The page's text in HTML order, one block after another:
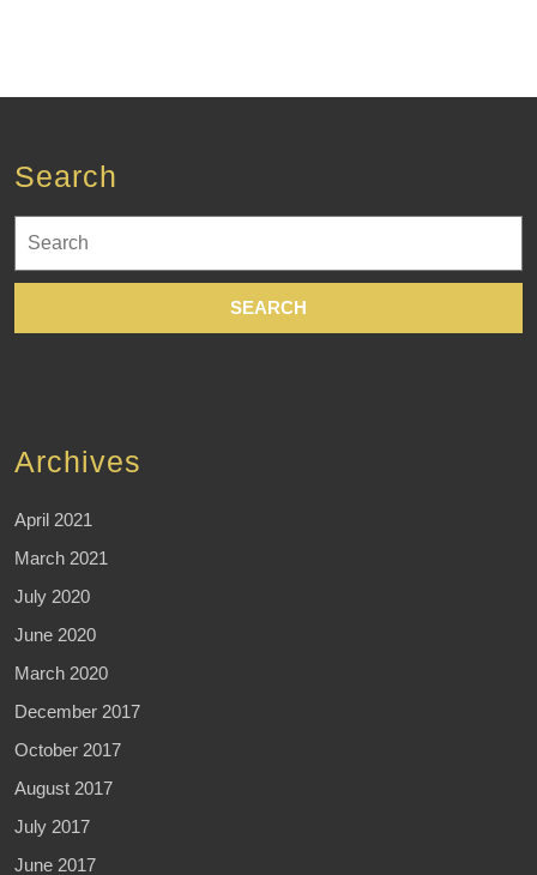
Search
for:
Archives
April 2021
March 2021
July 2020
June 2020
March 2020
December 2017
October 2017
August 2017
July 2017
June 2017